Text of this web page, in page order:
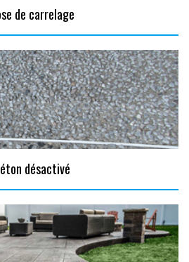
de carrelage
désactivé